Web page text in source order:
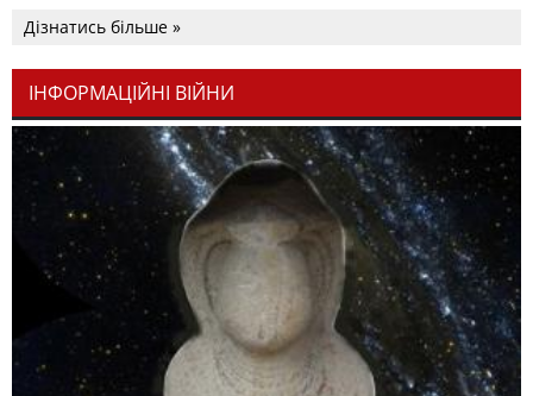
Дізнатись більше »
ІНФОРМАЦІЙНІ ВІЙНИ